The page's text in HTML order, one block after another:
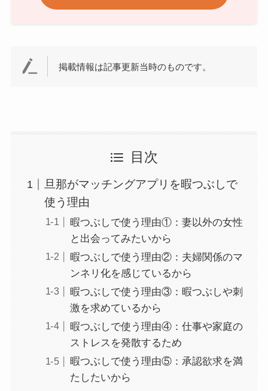
掲載情報は記事更新当時のものです。
目次
旦那がマッチングアプリを暇つぶしで
使う理由
暇つぶしで使う理由①：妻以外の女性
と出会ってみたいから
暇つぶしで使う理由②：夫婦関係のマ
ンネリ化を感じているから
暇つぶしで使う理由③：暇つぶしや刺
激を求めているから
暇つぶしで使う理由④：仕事や家庭の
ストレスを発散するため
暇つぶしで使う理由⑤：承認欲求を満
たしたいから